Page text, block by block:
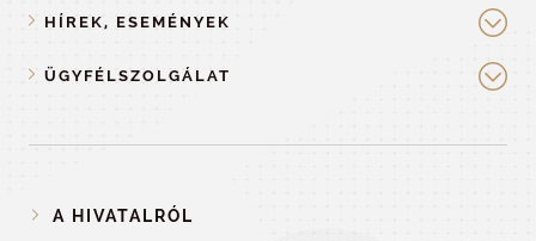
HÍREK, ESEMÉNYEK
ÜGYFÉLSZOLGÁLAT
A HIVATALRÓL